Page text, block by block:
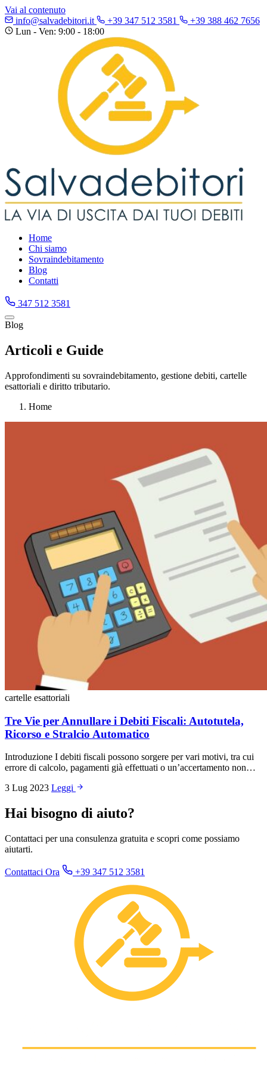
Vai al contenuto
info@salvadebitori.it
+39 347 512 3581
+39 388 462 7656
Lun - Ven: 9:00 - 18:00
Home
Chi siamo
Sovraindebitamento
Blog
Contatti
347 512 3581
Blog
Articoli e Guide
Approfondimenti su sovraindebitamento, gestione debiti, cartelle
esattoriali e diritto tributario.
Home
cartelle esattoriali
Tre Vie per Annullare i Debiti Fiscali: Autotutela,
Ricorso e Stralcio Automatico
Introduzione I debiti fiscali possono sorgere per vari motivi, tra cui
errore di calcolo, pagamenti già effettuati o un’accertamento non…
3 Lug 2023 Leggi
Hai bisogno di aiuto?
Contattaci per una consulenza gratuita e scopri come possiamo
aiutarti.
Contattaci Ora +39 347 512 3581